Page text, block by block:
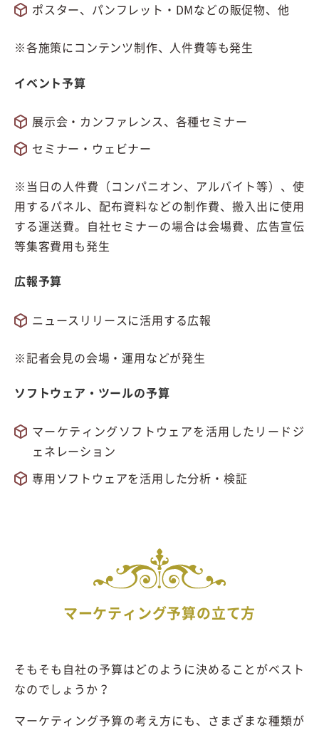
ポスター、パンフレット・DMなどの販促物、他
※各施策にコンテンツ制作、人件費等も発生
イベント予算
展示会・カンファレンス、各種セミナー
セミナー・ウェビナー
※当日の人件費（コンパニオン、アルバイト等）、使
用するパネル、配布資料などの制作費、搬入出に使用
する運送費。自社セミナーの場合は会場費、広告宣伝
等集客費用も発生
広報予算
ニュースリリースに活用する広報
※記者会見の会場・運用などが発生
ソフトウェア・ツールの予算
マーケティングソフトウェアを活用したリードジ
ェネレーション
専用ソフトウェアを活用した分析・検証
マーケティング予算の立て方
そもそも自社の予算はどのように決めることがベスト
なのでしょうか？
マーケティング予算の考え方にも、さまざまな種類が